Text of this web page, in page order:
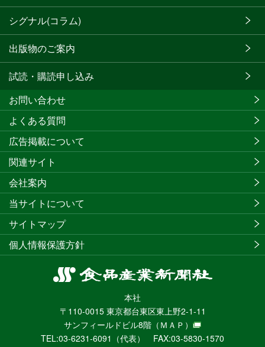
シグナル(コラム)
出版物のご案内
試読・購読申し込み
食
産
業
新
聞
本社
〒110-0015 東京都台東区東上野2-1-11
サンフィールドビル8階 （ＭＡＰ）
TEL:03-6231-6091（代表） FAX:03-5830-1570
お問い合わせ
よくある質問
広告掲載について
関連サイト
会社案内
当サイトについて
サイトマップ
個人情報保護方針